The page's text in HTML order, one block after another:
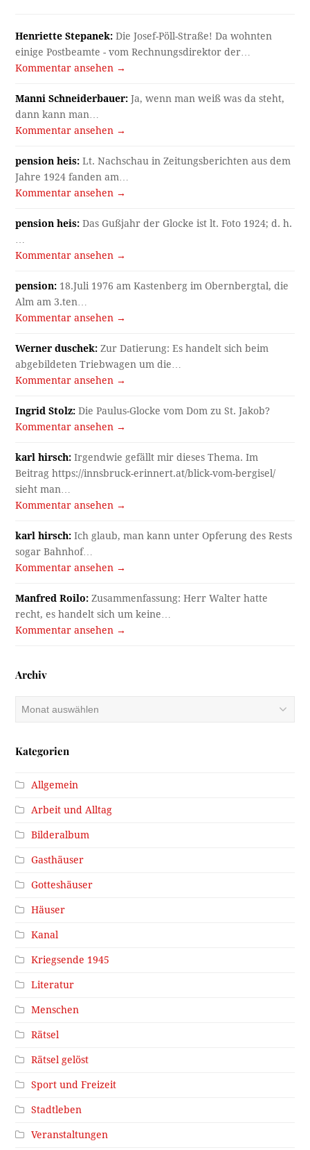
Henriette Stepanek: Die Josef-Pöll-Straße! Da wohnten
einige Postbeamte - vom Rechnungsdirektor der…
Kommentar ansehen →
Manni Schneiderbauer: Ja, wenn man weiß was da steht,
dann kann man…
Kommentar ansehen →
pension heis: Lt. Nachschau in Zeitungsberichten aus dem
Jahre 1924 fanden am…
Kommentar ansehen →
pension heis: Das Gußjahr der Glocke ist lt. Foto 1924; d. h.
Kommentar ansehen →
pension: 18.Juli 1976 am Kastenberg im Obernbergtal, die
Alm am 3.ten…
Kommentar ansehen →
Werner duschek: Zur Datierung: Es handelt sich beim
abgebildeten Triebwagen um die…
Kommentar ansehen →
Ingrid Stolz: Die Paulus-Glocke vom Dom zu St. Jakob?
Kommentar ansehen →
karl hirsch: Irgendwie gefällt mir dieses Thema. Im
Beitrag https://innsbruck-erinnert.at/blick-vom-bergisel/
sieht man…
Kommentar ansehen →
karl hirsch: Ich glaub, man kann unter Opferung des Rests
sogar Bahnhof…
Kommentar ansehen →
Manfred Roilo: Zusammenfassung: Herr Walter hatte
recht, es handelt sich um keine…
Kommentar ansehen →
Archiv
Kategorien
Allgemein
Arbeit und Alltag
Bilderalbum
Gasthäuser
Gotteshäuser
Häuser
Kanal
Kriegsende 1945
Literatur
Menschen
Rätsel
Rätsel gelöst
Sport und Freizeit
Stadtleben
Veranstaltungen